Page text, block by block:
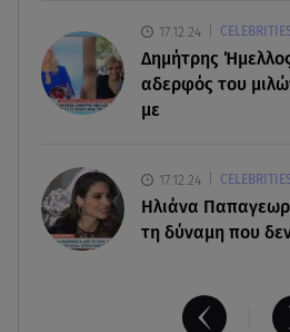
08.08.26 , 10:11
Λίλα Μπακλέση: Γέννησε τον
Η πρώτη φωτογραφία
17.12.24
Δημήτρης
αδερφός του
με
17.12.24
Ηλιάνα
τη δύναμη που